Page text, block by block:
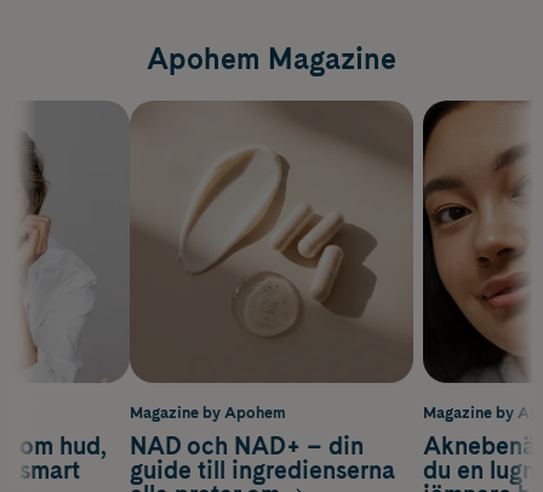
Apohem Magazine
Magazine by
du en
om hud,
smart
Magazine by Apohem
NAD och NAD+ – din
guide till ingredienserna